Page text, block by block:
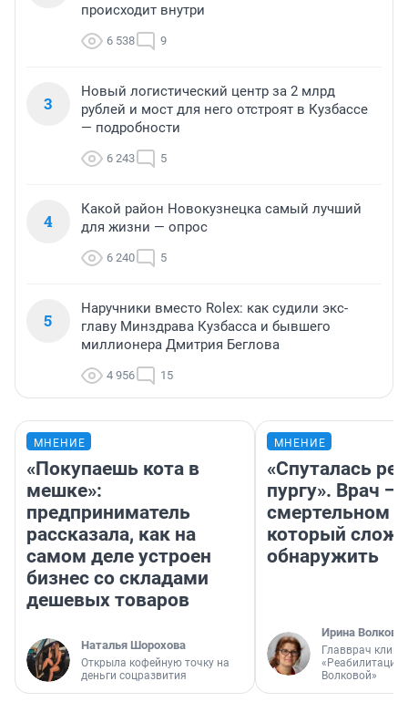
происходит внутри
6 538 9
3
Новый логистический центр за 2 млрд
рублей и мост для него отстроят в Кузбассе
— подробности
6 243 5
4
Какой район Новокузнецка самый лучший
для жизни — опрос
6 240 5
5
Наручники вместо Rolex: как судили экс-
главу Минздрава Кузбасса и бывшего
миллионера Дмитрия Беглова
4 956 15
МНЕНИЕ
«Покупаешь кота в
мешке»:
предприниматель
рассказала, как на
самом деле устроен
бизнес со складами
дешевых товаров
Наталья Шорохова
Открыла кофейную точку на
деньги соцразвития
МНЕНИЕ
«Спуталась
пургу». Врач —
смертельном
который
обнаружить
Ирина Волкова
Главврач
«Реабилитация
Волковой»